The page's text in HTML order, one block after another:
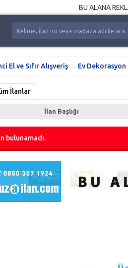
BU ALANA
El ve Sıfır Alışveriş Ev Dekorasyon
İlanlar
İlan Başlığı
bulunamadı.